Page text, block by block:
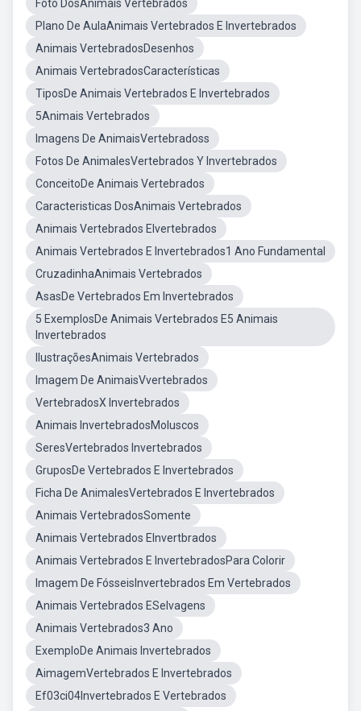
Foto DosAnimais Vertebrados
Plano De AulaAnimais Vertebrados E Invertebrados
Animais VertebradosDesenhos
Animais VertebradosCaracterísticas
TiposDe Animais Vertebrados E Invertebrados
5Animais Vertebrados
Imagens De AnimaisVertebradoss
Fotos De AnimalesVertebrados Y Invertebrados
ConceitoDe Animais Vertebrados
Caracteristicas DosAnimais Vertebrados
Animais Vertebrados EIvertebrados
Animais Vertebrados E Invertebrados1 Ano Fundamental
CruzadinhaAnimais Vertebrados
AsasDe Vertebrados Em Invertebrados
5 ExemplosDe Animais Vertebrados E5 Animais
Invertebrados
IlustraçõesAnimais Vertebrados
Imagem De AnimaisVvertebrados
VertebradosX Invertebrados
Animais InvertebradosMoluscos
SeresVertebrados Invertebrados
GruposDe Vertebrados E Invertebrados
Ficha De AnimalesVertebrados E Invertebrados
Animais VertebradosSomente
Animais Vertebrados EInvertbrados
Animais Vertebrados E InvertebradosPara Colorir
Imagem De FósseisInvertebrados Em Vertebrados
Animais Vertebrados ESelvagens
Animais Vertebrados3 Ano
ExemploDe Animais Invertebrados
AimagemVertebrados E Invertebrados
Ef03ci04Invertebrados E Vertebrados